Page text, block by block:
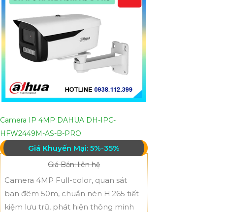
Camera IP 4MP DAHUA DH-IPC-
HFW2449M-AS-B-PRO
Giá Khuyến Mại: 5%-35%
Giá Bán: liên hệ
Camera 4MP Full-color, quan sát
ban đêm 50m, chuẩn nén H.265 tiết
kiệm lưu trữ, phát hiện thông minh